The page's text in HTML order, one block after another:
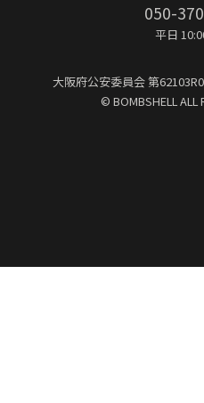
050-
平日
大阪府公安委員会第
© BOMBSHELL ALL